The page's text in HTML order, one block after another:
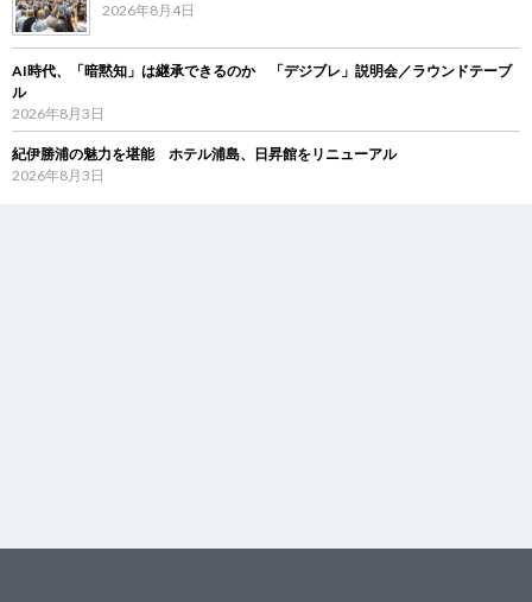
2026年8月4日
AI時代、「暗黙知」は継承できるのか 「デジブレ」説明会／ラウンドテーブ
ル
2026年8月3日
紀伊勝浦の魅力を堪能 ホテル浦島、日昇館をリニューアル
2026年8月3日